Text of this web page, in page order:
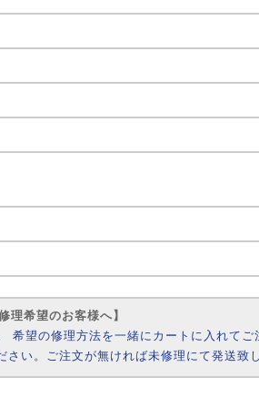
修理希望のお客様へ】
希望の修理方法を一緒にカートに入れてご
い。ご注文が無ければ未修理にて発送致し